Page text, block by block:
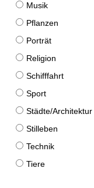
Musik
Pflanzen
Porträt
Religion
Schifffahrt
Sport
Städte/Architektur
Stilleben
Technik
Tiere